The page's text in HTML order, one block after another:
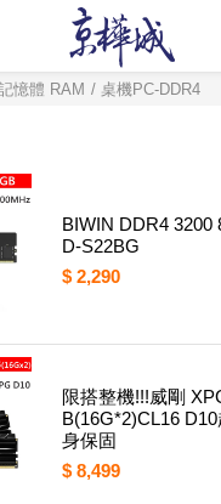
憶體 RAM 桌機PC-DDR4
BIWIN DDR4 3200
D-S22BG
$ 2,290
限搭整機!!!威剛
B(16G*2)CL16
身保固
$ 8,499